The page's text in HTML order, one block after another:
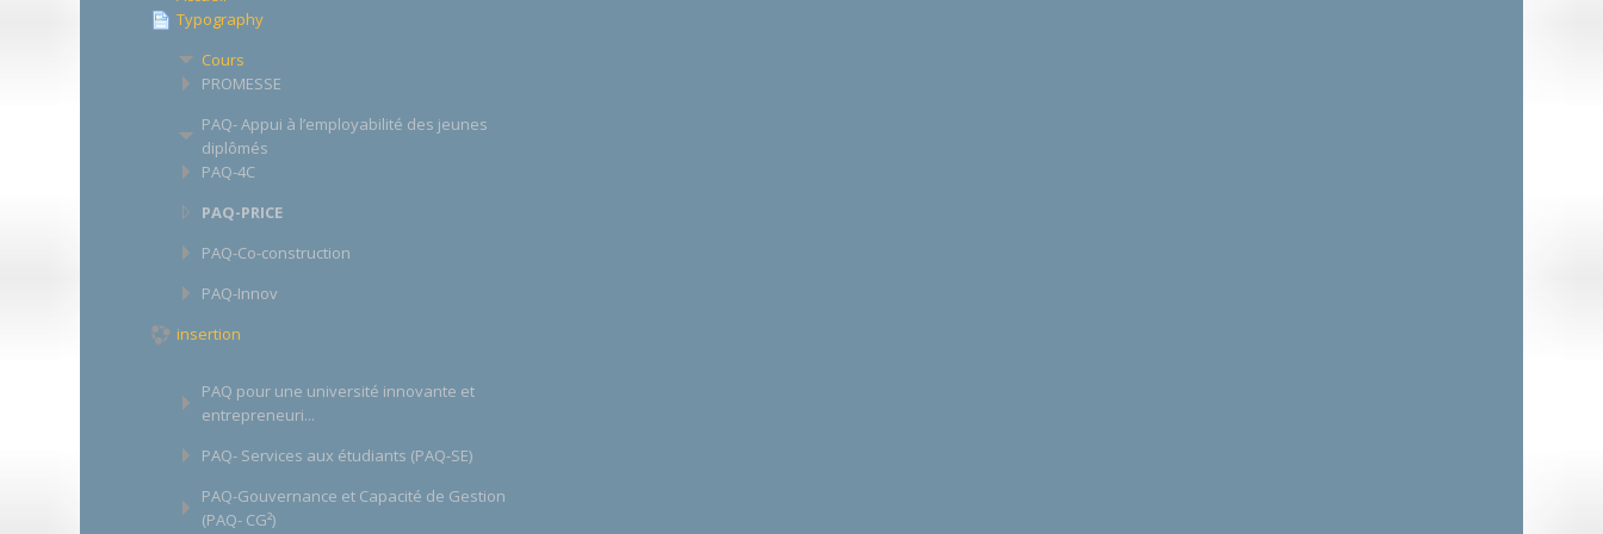
Typography
Cours
PROMESSE
PAQ- Appui à l’employabilité des jeunes
diplômés
PAQ-4C
PAQ-PRICE
PAQ-Co-construction
PAQ-Innov
insertion
PAQ pour une université innovante et
entrepreneuri...
PAQ- Services aux étudiants (PAQ-SE)
PAQ-Gouvernance et Capacité de Gestion
(PAQ- CG²)